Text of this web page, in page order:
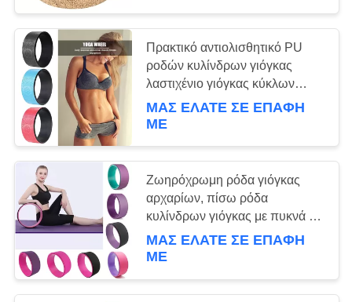
PRIVACY
POLICY
Πρακτικό αντιολισθητικό PU
ροδών κυλίνδρων γιόγκας
λαστιχένιο γιόγκας κύκλων
πλήρες εργαλείο κατάρτισης
σώματος πίσω
ΜΑΣ ΕΛΆΤΕ ΣΕ ΕΠΑΦΉ
ΜΕ
Ζωηρόχρωμη ρόδα γιόγκας
αρχαρίων, πίσω ρόδα
κυλίνδρων γιόγκας με πυκνά να
γεμίσει
ΜΑΣ ΕΛΆΤΕ ΣΕ ΕΠΑΦΉ
ΜΕ